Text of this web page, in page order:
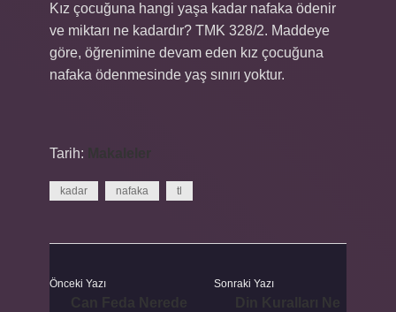
Kız çocuğuna hangi yaşa kadar nafaka ödenir
ve miktarı ne kadardır? TMK 328/2. Maddeye
göre, öğrenimine devam eden kız çocuğuna
nafaka ödenmesinde yaş sınırı yoktur.
Tarih:
kadar nafaka tl
Önceki Yazı Sonraki Yazı